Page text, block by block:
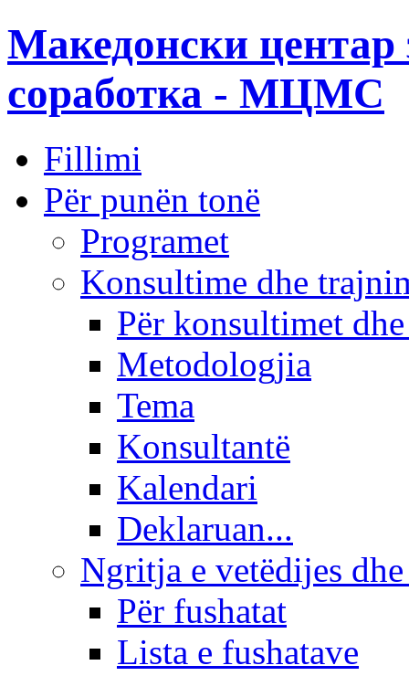
Македонски центар
соработка - МЦМС
Fillimi
Për punën tonë
Programet
Konsultime dhe
Për konsultimet
Metodologjia
Tema
Konsultantë
Kalendari
Deklaruan...
Ngritja e vetëdijes
Për fushatat
Lista e fushatave